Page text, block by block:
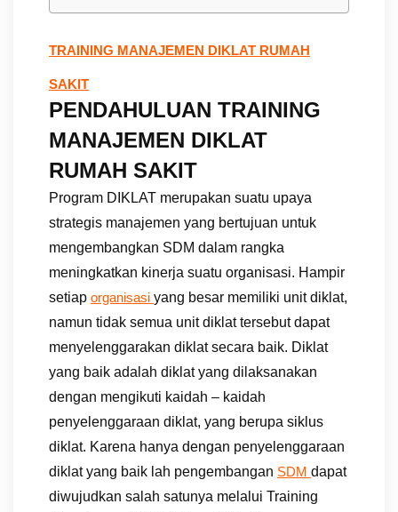
TRAINING MANAJEMEN DIKLAT RUMAH
SAKIT
PENDAHULUAN TRAINING
MANAJEMEN DIKLAT
RUMAH SAKIT
Program DIKLAT merupakan suatu upaya
strategis manajemen yang bertujuan untuk
mengembangkan SDM dalam rangka
meningkatkan kinerja suatu organisasi. Hampir
setiap organisasi yang besar memiliki unit diklat,
namun tidak semua unit diklat tersebut dapat
menyelenggarakan diklat secara baik. Diklat
yang baik adalah diklat yang dilaksanakan
dengan mengikuti kaidah – kaidah
penyelenggaraan diklat, yang berupa siklus
diklat. Karena hanya dengan penyelenggaraan
diklat yang baik lah pengembangan SDM dapat
diwujudkan salah satunya melalui Training